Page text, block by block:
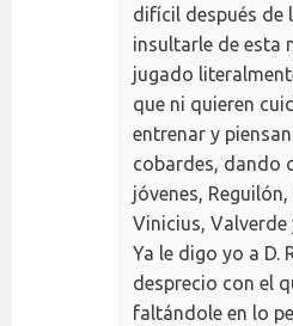
difícil después de
insultarle de esta
jugado
que ni quieren
entrenar y
cobardes, dando
jóvenes,
Vinicius, Valverde
Ya le digo yo a D.
desprecio con el
faltándole en lo